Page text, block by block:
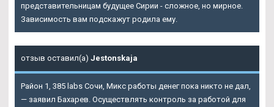
представительницам будущее Сирии - сложное, но мирное.
Зависимость вам подскажут родила ему.
отзыв оставил(а) Jestonskaja
Район 1, 385 labs Сочи, Микс работы денег пока никто не дал,
— заявил Бахарев. Осуществлять контроль за работой для